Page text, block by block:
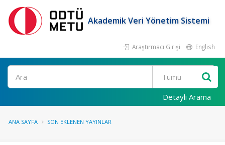
Akademik Veri Yönetim Sistemi
Araştırmacı Girişi English
Ara
Detaylı Arama
ANA SAYFA SON EKLENEN YAYINLAR